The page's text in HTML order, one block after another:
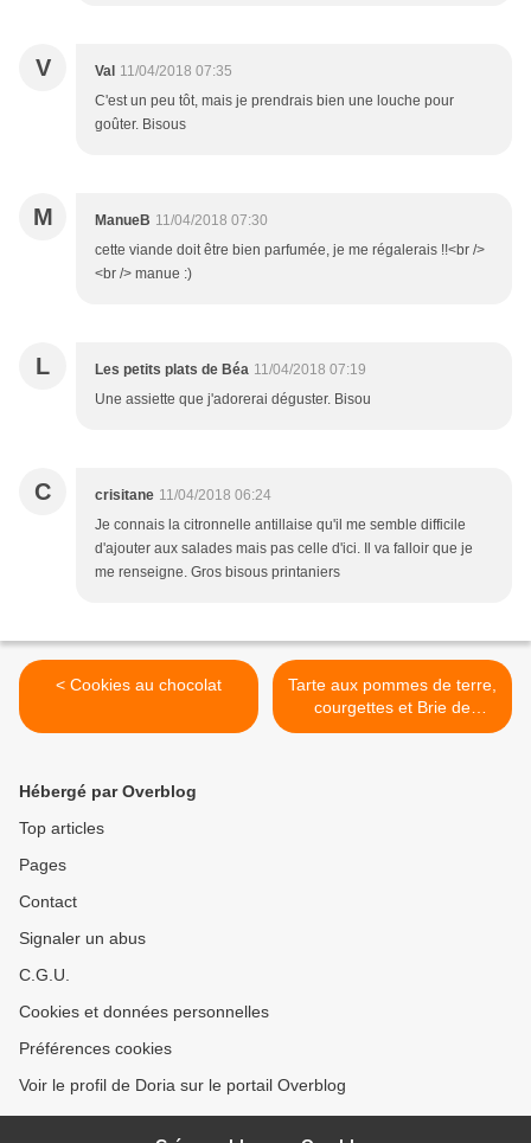
V Val 11/04/2018 07:35
C'est un peu tôt, mais je prendrais bien une louche pour
goûter. Bisous
M ManueB 11/04/2018 07:30
cette viande doit être bien parfumée, je me régalerais !!<br />
<br /> manue :)
L Les petits plats de Béa 11/04/2018 07:19
Une assiette que j'adorerai déguster. Bisou
C crisitane 11/04/2018 06:24
Je connais la citronnelle antillaise qu'il me semble difficile
d'ajouter aux salades mais pas celle d'ici. Il va falloir que je
me renseigne. Gros bisous printaniers
< Cookies au chocolat
Tarte aux pommes de terre,
courgettes et Brie de
Meaux >
Hébergé par Overblog
Top articles
Pages
Contact
Signaler un abus
C.G.U.
Cookies et données personnelles
Préférences cookies
Voir le profil de Doria sur le portail Overblog